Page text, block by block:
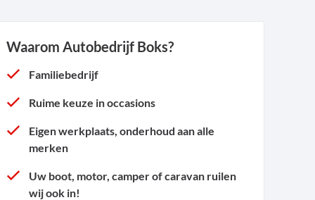
Waarom Autobedrijf Boks?
Familiebedrijf
Ruime keuze in occasions
Eigen werkplaats, onderhoud aan alle
merken
Uw boot, motor, camper of caravan ruilen
wij ook in!